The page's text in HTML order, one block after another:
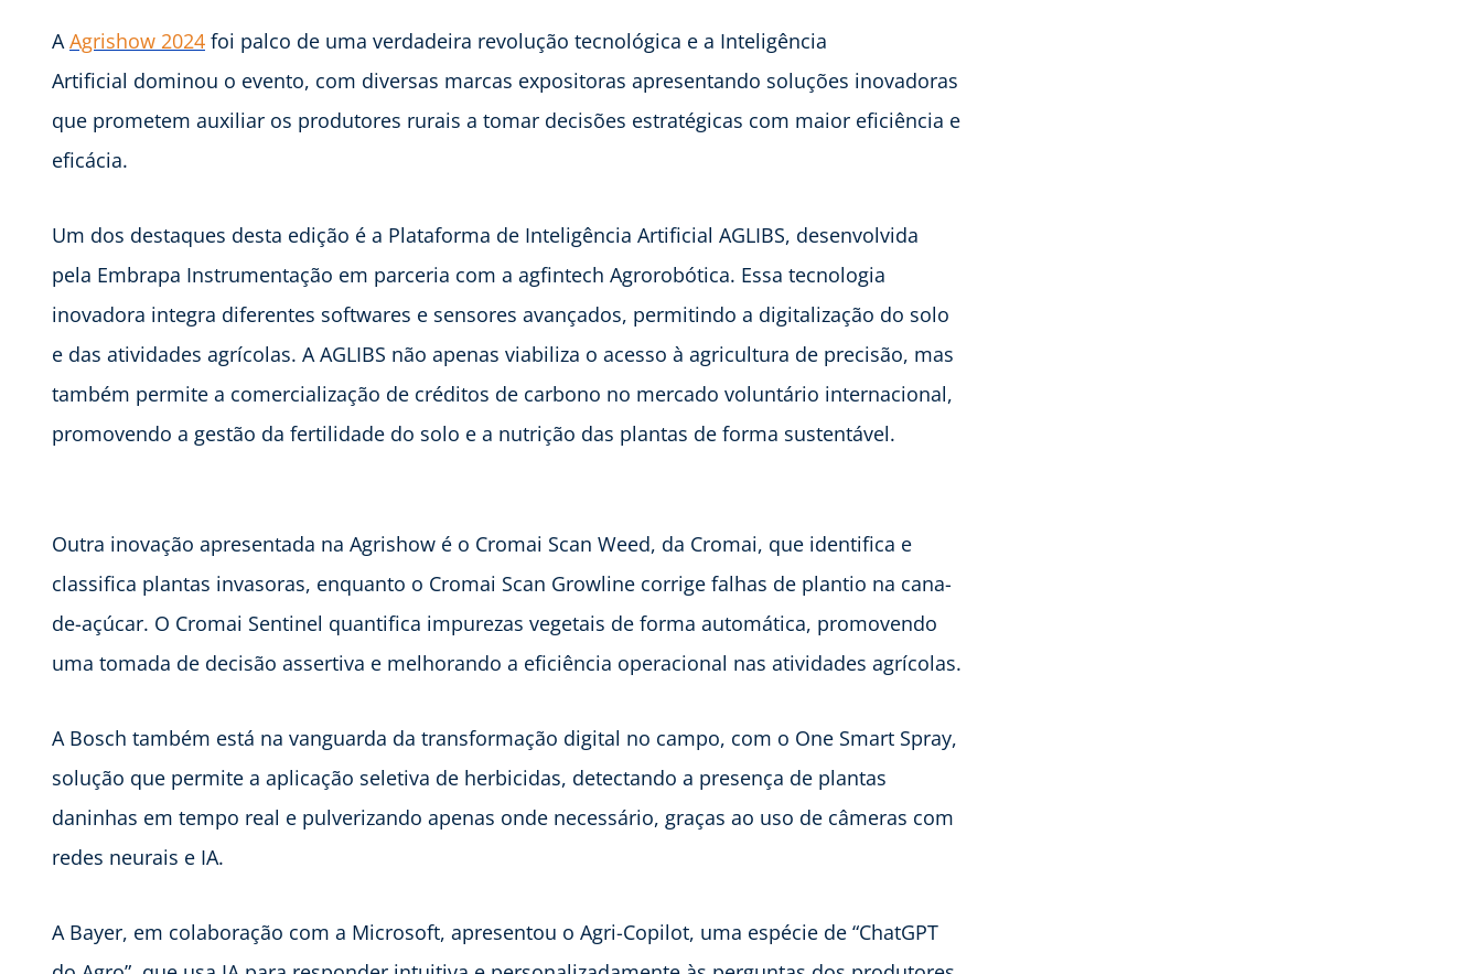
AAgrishow 2024 foi palco de uma verdadeira revolução tecnológica e a Inteligência
Artificial dominou o evento, com diversas marcas expositoras apresentando soluções inovadoras
que prometem auxiliar os produtores rurais a tomar decisões estratégicas com maior eficiência e
eficácia.
Um dos destaques desta edição é a Plataforma de Inteligência Artificial AGLIBS, desenvolvida
pela Embrapa Instrumentação em parceria com a agfintech Agrorobótica. Essa tecnologia
inovadora integra diferentes softwares e sensores avançados, permitindo a digitalização do solo
e das atividades agrícolas. A AGLIBS não apenas viabiliza o acesso à agricultura de precisão, mas
também permite a comercialização de créditos de carbono no mercado voluntário internacional,
promovendo a gestão da fertilidade do solo e a nutrição das plantas de forma sustentável.
Outra inovação apresentada na Agrishow é o Cromai Scan Weed, da Cromai, que identifica e
classifica plantas invasoras, enquanto o Cromai Scan Growline corrige falhas de plantio na cana-
de-açúcar. O Cromai Sentinel quantifica impurezas vegetais de forma automática, promovendo
uma tomada de decisão assertiva e melhorando a eficiência operacional nas atividades agrícolas.
A Bosch também está na vanguarda da transformação digital no campo, com o One Smart Spray,
solução que permite a aplicação seletiva de herbicidas, detectando a presença de plantas
daninhas em tempo real e pulverizando apenas onde necessário, graças ao uso de câmeras com
redes neurais e IA.
A Bayer, em colaboração com a Microsoft, apresentou o Agri-Copilot, uma espécie de “ChatGPT